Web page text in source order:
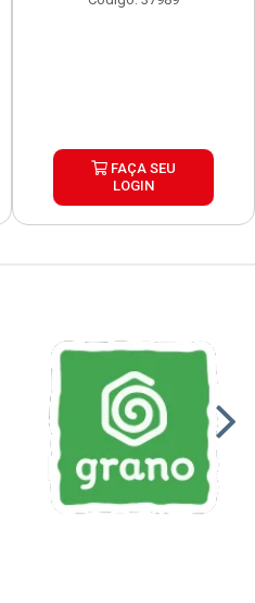
FAÇA SEU
LOGIN